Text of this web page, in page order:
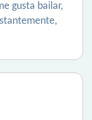
gusta bailar,